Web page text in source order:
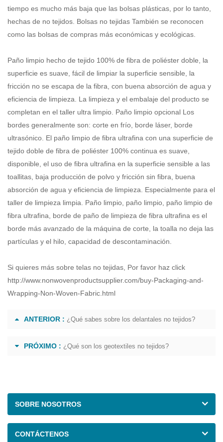
tiempo es mucho más baja que las bolsas plásticas, por lo tanto,
hechas de no tejidos. Bolsas no tejidas También se reconocen
como las bolsas de compras más económicas y ecológicas.
Paño limpio hecho de tejido 100% de fibra de poliéster doble, la
superficie es suave, fácil de limpiar la superficie sensible, la
fricción no se escapa de la fibra, con buena absorción de agua y
eficiencia de limpieza. La limpieza y el embalaje del producto se
completan en el taller ultra limpio. Paño limpio opcional Los
bordes generalmente son: corte en frío, borde láser, borde
ultrasónico. El paño limpio de fibra ultrafina con una superficie de
tejido doble de fibra de poliéster 100% continua es suave,
disponible, el uso de fibra ultrafina en la superficie sensible a las
toallitas, baja producción de polvo y fricción sin fibra, buena
absorción de agua y eficiencia de limpieza. Especialmente para el
taller de limpieza limpia. Paño limpio, paño limpio, paño limpio de
fibra ultrafina, borde de paño de limpieza de fibra ultrafina es el
borde más avanzado de la máquina de corte, la toalla no deja las
partículas y el hilo, capacidad de descontaminación.
Si quieres más sobre telas no tejidas , Por favor haz click
http://www.nonwovenproductsupplier.com/buy-Packaging-and-
Wrapping-Non-Woven-Fabric.html
ANTERIOR : ¿Qué sabes sobre los delantales no tejidos?
PRÓXIMO : ¿Qué son los geotextiles no tejidos?
SOBRE NOSOTROS
CONTÁCTENOS